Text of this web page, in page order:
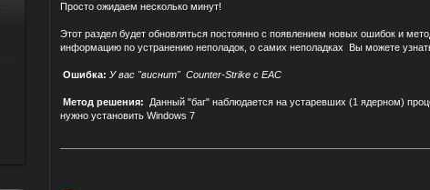
Просто ожидаем несколько минут!
Этот раздел будет обновляться постоянно с появлением новых ошибок и
информацию по устранению неполадок, о самих неполадках Вы можете
Ошибка: У вас "виснит" Counter-Strike с EAC
Метод решения: Данный "баг" наблюдается на устаревших (1 ядерном)
нужно установить Windows 7